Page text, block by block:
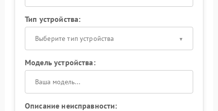
Тип устройства:
Выберите тип устройства
Модель устройства:
Описание неисправности: